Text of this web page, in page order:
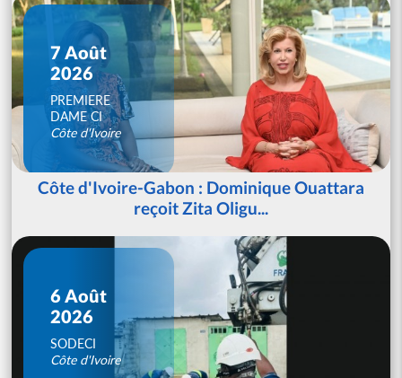
7 Août
2026
PREMIERE
DAME CI
Côte d'Ivoire
Côte d'Ivoire-Gabon : Dominique Ouattara
reçoit Zita Oligu...
6 Août
2026
SODECI
Côte d'Ivoire